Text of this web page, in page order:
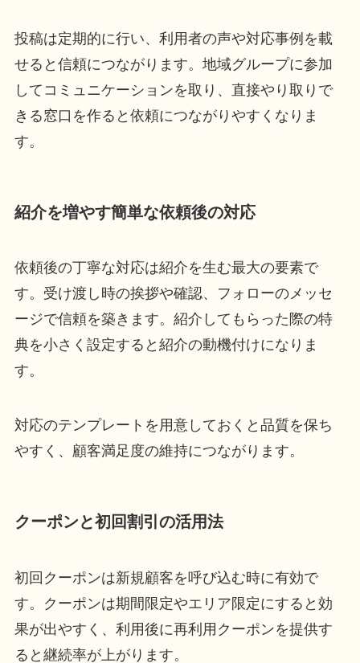
投稿は定期的に行い、利用者の声や対応事例を載
せると信頼につながります。地域グループに参加
してコミュニケーションを取り、直接やり取りで
きる窓口を作ると依頼につながりやすくなりま
す。
紹介を増やす簡単な依頼後の対応
依頼後の丁寧な対応は紹介を生む最大の要素で
す。受け渡し時の挨拶や確認、フォローのメッセ
ージで信頼を築きます。紹介してもらった際の特
典を小さく設定すると紹介の動機付けになりま
す。
対応のテンプレートを用意しておくと品質を保ち
やすく、顧客満足度の維持につながります。
クーポンと初回割引の活用法
初回クーポンは新規顧客を呼び込む時に有効で
す。クーポンは期間限定やエリア限定にすると効
果が出やすく、利用後に再利用クーポンを提供す
ると継続率が上がります。